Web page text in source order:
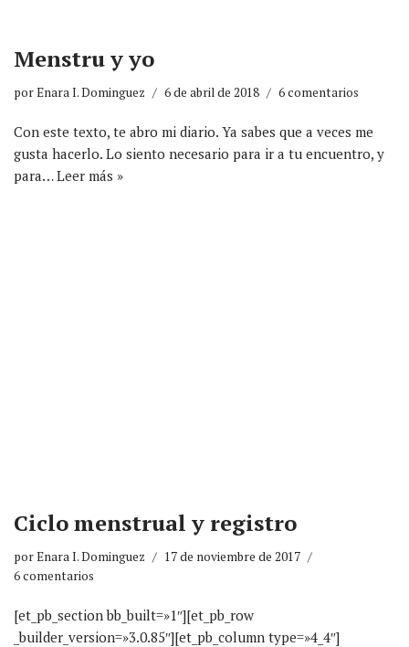
Menstru y yo
porEnara I. Dominguez 6 de abril de 2018 6 comentarios
Con este texto, te abro mi diario. Ya sabes que a veces me
gusta hacerlo. Lo siento necesario para ir a tu encuentro, y
para…Leer más »
Ciclo menstrual y registro
porEnara I. Dominguez
17 de noviembre de 2017
6 comentarios
[et_pb_section bb_built=»1″][et_pb_row
_builder_version=»3.0.85″][et_pb_column type=»4_4″]